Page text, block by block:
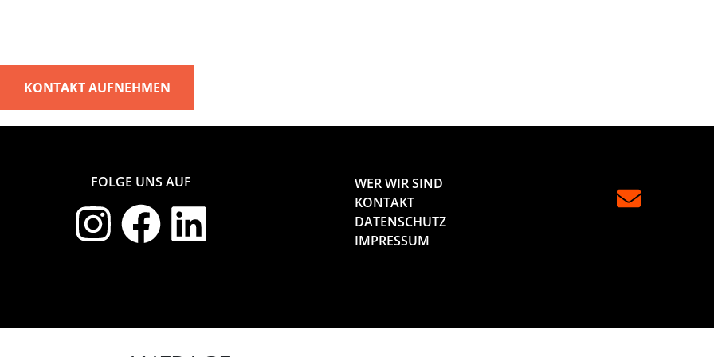
KONTAKT AUFNEHMEN
FOLGE UNS AUF
WER WIR SIND
KONTAKT
DATENSCHUTZ
IMPRESSUM